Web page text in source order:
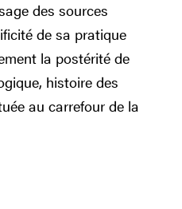
des sources
de sa pratique
la postérité de
histoire des
au carrefour de la